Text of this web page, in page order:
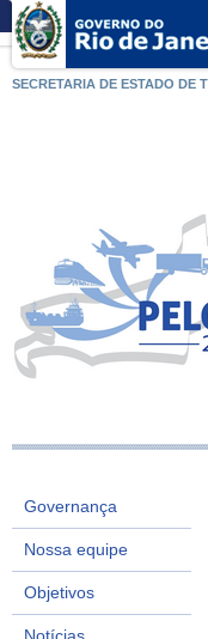
SECRETARIA DE ESTADO DE
Governança
Nossa equipe
Objetivos
Notícias